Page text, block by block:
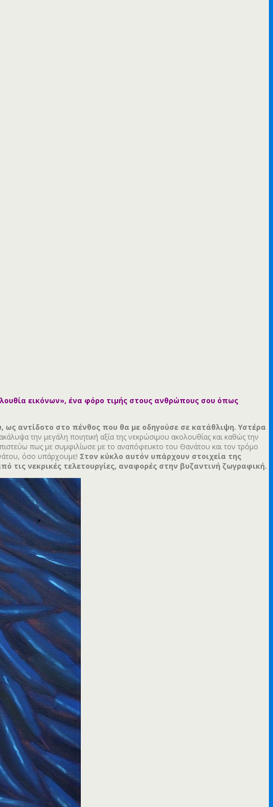
εικόνων», ένα φόρο τιμής στους ανθρώπους σου όπως
ως αντίδοτο στο πένθος που θα με οδηγούσε σε κατάθλιψη. Υστέρα
την μεγάλη ποιητική αξία της νεκρώσιμου ακολουθίας και καθώς την
,πιστεύω πως με συμφιλίωσε με το αναπόφευκτο του Θανάτου και τον τρόμο
όσο υπάρχουμε! Στον κύκλο αυτόν υπάρχουν στοιχεία της
τις νεκρικές τελετουργίες, αναφορές στην βυζαντινή ζωγραφική.